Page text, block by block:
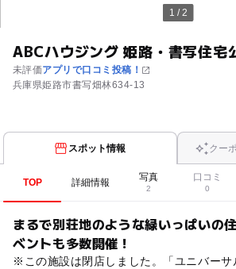
1 / 2
ABCハウジング 姫路・書写住宅
未評価アプリで口コミ投稿！
兵庫県姫路市書写畑林634-13
スポット情報 クー
TOP 詳細情報 写真
2
口コミ
0
まるで別荘地のような緑いっぱいの
ベントも多数開催！
※この施設は閉店しました。「ユニバーサ